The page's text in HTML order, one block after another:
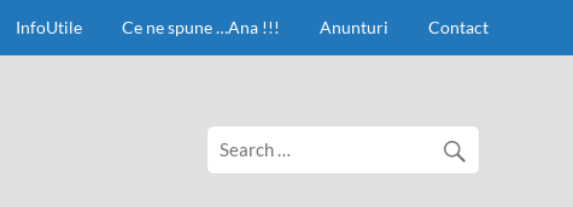
InfoUtile Ce ne spune …Ana !!! Anunturi Contact